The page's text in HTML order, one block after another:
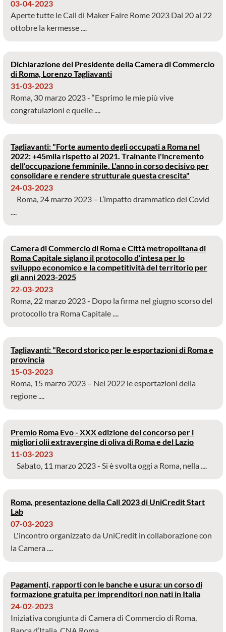
03-04-2023
Aperte tutte le Call di Maker Faire Rome 2023 Dal 20 al 22
ottobre la kermesse ....
Dichiarazione del Presidente della Camera di Commercio
di Roma, Lorenzo Tagliavanti
31-03-2023
Roma, 30 marzo 2023 - “Esprimo le mie più vive
congratulazioni e quelle ....
Tagliavanti: "Forte aumento degli occupati a Roma nel
2022: +45mila rispetto al 2021. Trainante l'incremento
dell'occupazione femminile. L'anno in corso decisivo per
consolidare e rendere strutturale questa crescita"
24-03-2023
Roma, 24 marzo 2023 – L’impatto drammatico del Covid
....
Camera di Commercio di Roma e Città metropolitana di
Roma Capitale siglano il protocollo d'intesa per lo
sviluppo economico e la competitività del territorio per
gli anni 2023-2025
22-03-2023
Roma, 22 marzo 2023 - Dopo la firma nel giugno scorso del
protocollo tra Roma Capitale ....
Tagliavanti: "Record storico per le esportazioni di Roma e
provincia
15-03-2023
Roma, 15 marzo 2023 – Nel 2022 le esportazioni della
regione ....
Premio Roma Evo - XXX edizione del concorso per i
migliori olii extravergine di oliva di Roma e del Lazio
11-03-2023
Sabato, 11 marzo 2023 - Si è svolta oggi a Roma, nella ....
Roma, presentazione della Call 2023 di UniCredit Start
Lab
07-03-2023
L'incontro organizzato da UniCredit in collaborazione con
la Camera ....
Pagamenti, rapporti con le banche e usura: un corso di
formazione gratuita per imprenditori non nati in Italia
24-02-2023
Iniziativa congiunta di Camera di Commercio di Roma,